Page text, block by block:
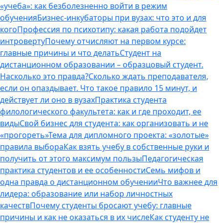
«учеба»: как безболезненно войти в режим
обученияБизнес-инкубаторы при вузах: что это и для
когоПрофессия по психотипу: какая работа подойдет
интровертуПочему отчисляют на первом курсе:
главные причины и что делатьСтудент на
дистанционном образовании – образцовый студент.
Насколько это правда?Сколько ждать преподавателя,
если он опаздывает. Что такое правило 15 минут, и
действует ли оно в вузахПрактика студента
филологического факультета: как и где проходит, ее
видыСвой бизнес для студента: как организовать и не
«прогореть»Тема для дипломного проекта: «золотые»
правила выбораКак взять учебу в собственные руки и
получить от этого максимум пользыПедагогическая
практика студентов и ее особенностиСемь мифов и
одна правда о дистанционном обученииЧто важнее для
лидера: образование или набор личностных
качествПочему студенты бросают учебу: главные
причины и как не оказаться в их числеКак студенту не